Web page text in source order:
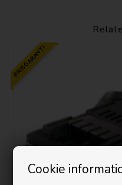
Cookie
PRISGARANTI